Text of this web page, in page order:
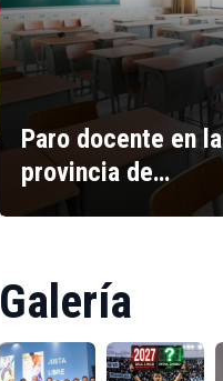
Paro docente en la
provincia de…
Galería